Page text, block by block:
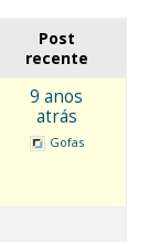
Post
recente
9 anos
atrás
Gofas